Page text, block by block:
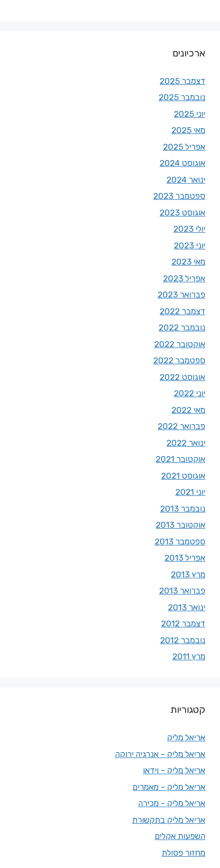
ארכיונים
דצמבר 2025
נובמבר 2025
יוני 2025
מאי 2025
אפריל 2025
אוגוסט 2024
ינואר 2024
ספטמבר 2023
אוגוסט 2023
יולי 2023
יוני 2023
מאי 2023
אפריל 2023
פברואר 2023
דצמבר 2022
נובמבר 2022
אוקטובר 2022
ספטמבר 2022
אוגוסט 2022
יוני 2022
מאי 2022
פברואר 2022
ינואר 2022
אוקטובר 2021
אוגוסט 2021
יוני 2021
נובמבר 2013
אוקטובר 2013
ספטמבר 2013
אפריל 2013
מרץ 2013
פברואר 2013
ינואר 2013
דצמבר 2012
נובמבר 2012
מרץ 2011
קטגוריות
אריאל מליק
אריאל מליק – אנרגיה ירוקה
אריאל מליק – וידאו
אריאל מליק – מאמרים
אריאל מליק – מכירה
אריאל מליק בתקשורת
השפעות אקלים
מחזור פסולת